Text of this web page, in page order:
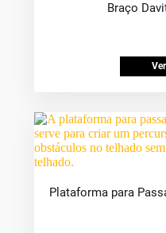
Braço
Plataforma para